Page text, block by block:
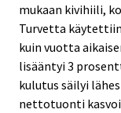
mukaan kivihiili,
Turvetta
kuin vuotta
lisääntyi 3
kulutus säilyi
nettotuonti kasvoi